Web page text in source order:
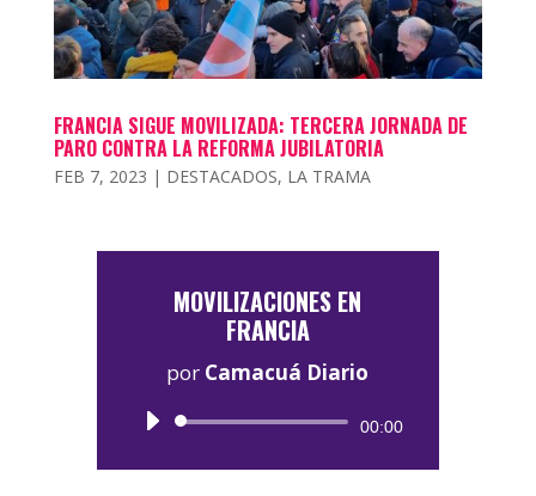
FRANCIA SIGUE MOVILIZADA: TERCERA JORNADA DE
PARO CONTRA LA REFORMA JUBILATORIA
FEB 7, 2023 | DESTACADOS, LA TRAMA
MOVILIZACIONES EN
FRANCIA
por Camacuá Diario
Reproductor
00:00